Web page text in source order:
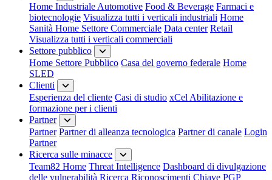
Home Industriale Automotive Food & Beverage Farmaci e
biotecnologie Visualizza tutti i verticali industriali Home
Sanità Home Settore Commerciale Data center Retail
Visualizza tutti i verticali commerciali
Settore pubblico
Home Settore Pubblico Casa del governo federale Home
SLED
Clienti
Esperienza del cliente Casi di studio xCel Abilitazione e
formazione per i clienti
Partner
Partner Partner di alleanza tecnologica Partner di canale Login
Partner
Ricerca sulle minacce
Team82 Home Threat Intelligence Dashboard di divulgazione
delle vulnerabilità Ricerca Riconoscimenti Chiave PGP